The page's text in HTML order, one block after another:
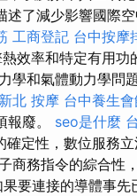
述了減少影響國際
工商登記 台中按摩
效率和特定有用功
學和氣體動力學問
新北 按摩 台中養生
報廢。 seo是什麼
確定性，數位服務
商務指令的綜合性
要連接的導體事先